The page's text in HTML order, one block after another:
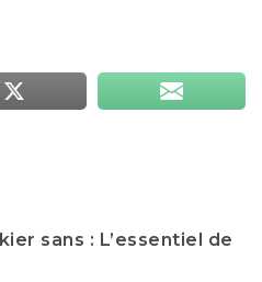
sans : L’essentiel de